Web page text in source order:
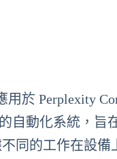
於 Perplexity
自動化系統，旨
同的工作在設